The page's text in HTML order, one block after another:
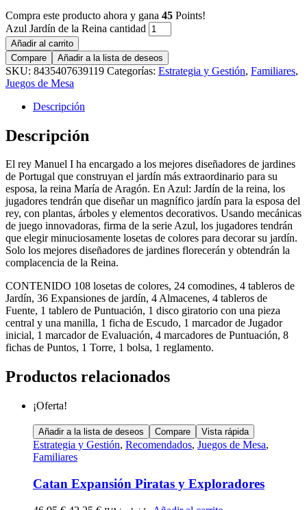
Compra este producto ahora y gana 45 Points!
Azul Jardín de la Reina cantidad
Añadir al carrito
Compare
Añadir a la lista de deseos
SKU: 8435407639119 Categorías: Estrategia y Gestión, Familiares,
Juegos de Mesa
Descripción
Descripción
El rey Manuel I ha encargado a los mejores diseñadores de jardines
de Portugal que construyan el jardín más extraordinario para su
esposa, la reina María de Aragón. En Azul: Jardín de la reina, los
jugadores tendrán que diseñar un magnífico jardín para la esposa del
rey, con plantas, árboles y elementos decorativos. Usando mecánicas
de juego innovadoras, firma de la serie Azul, los jugadores tendrán
que elegir minuciosamente losetas de colores para decorar su jardín.
Solo los mejores diseñadores de jardines florecerán y obtendrán la
complacencia de la Reina.
CONTENIDO 108 losetas de colores, 24 comodines, 4 tableros de
Jardín, 36 Expansiones de jardín, 4 Almacenes, 4 tableros de
Fuente, 1 tablero de Puntuación, 1 disco giratorio con una pieza
central y una manilla, 1 ficha de Escudo, 1 marcador de Jugador
inicial, 1 marcador de Evaluación, 4 marcadores de Puntuación, 8
fichas de Puntos, 1 Torre, 1 bolsa, 1 reglamento.
Productos relacionados
¡Oferta!
Añadir a la lista de deseos Compare Vista rápida
Estrategia y Gestión, Recomendados, Juegos de Mesa,
Familiares
Catan Expansión Piratas y Exploradores